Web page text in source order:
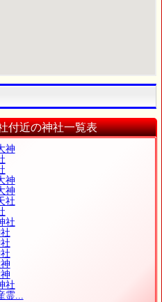
付近の神社一覧表
神
神
神
社
社
社
霊...